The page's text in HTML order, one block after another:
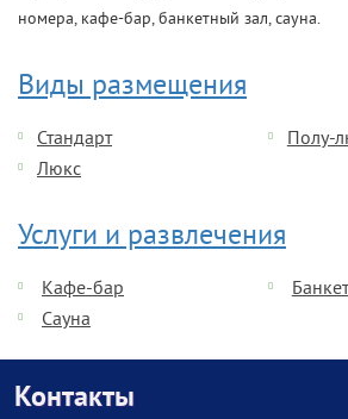
номера, кафе-бар, банкетный зал, сауна.
Виды размещения
Стандарт
Полу-
Люкс
Услуги и развлечения
Кафе-бар
Сауна
Контакты